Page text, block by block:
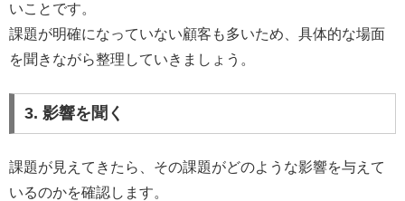
いことです。
課題が明確になっていない顧客も多いため、具体的な場面
を聞きながら整理していきましょう。
3. 影響を聞く
課題が見えてきたら、その課題がどのような影響を与えて
いるのかを確認します。